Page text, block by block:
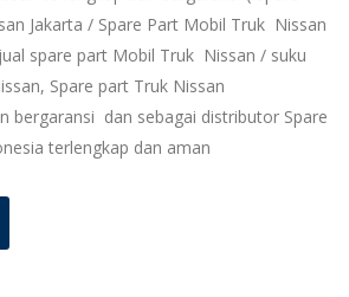
Jakarta / Spare Part Mobil Truk Nissan
spare part Mobil Truk Nissan / suku
Spare part Truk Nissan
bergaransi dan sebagai distributor Spare
terlengkap dan aman